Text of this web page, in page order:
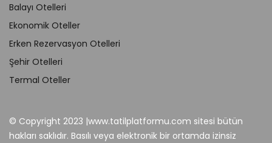
Balayı Otelleri
Ekonomik Oteller
Erken Rezervasyon Otelleri
Şehir Otelleri
Termal Oteller
© Copyright 2023 |www.tatilplatformu.com sitesi bütün
hakları saklıdır. Basılı veya elektronik bir ortamda izinsiz